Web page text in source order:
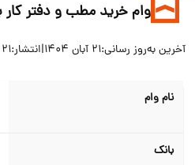
وام خرید مطب و دفتر کار
به‌روز رسانی:21 آبان 1404 |انتشار:21 مهر 1404
نام وام
بانک